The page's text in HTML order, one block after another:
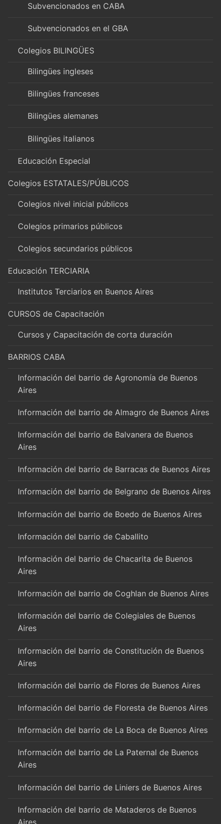
Subvencionados en CABA
Subvencionados en el GBA
Colegios BILINGÜES
Bilingües ingleses
Bilingües franceses
Bilingües alemanes
Bilingües italianos
Educación Especial
Colegios ESTATALES/PÚBLICOS
Colegios nivel inicial públicos
Colegios primarios públicos
Colegios secundarios públicos
Educación TERCIARIA
Institutos Terciarios en Buenos Aires
CURSOS de Capacitación
Cursos y Capacitación de corta duración
BARRIOS CABA
Información del barrio de Agronomía de Buenos
Aires
Información del barrio de Almagro de Buenos Aires
Información del barrio de Balvanera de Buenos
Aires
Información del barrio de Barracas de Buenos Aires
Información del barrio de Belgrano de Buenos Aires
Información del barrio de Boedo de Buenos Aires
Información del barrio de Caballito
Información del barrio de Chacarita de Buenos
Aires
Información del barrio de Coghlan de Buenos Aires
Información del barrio de Colegiales de Buenos
Aires
Información del barrio de Constitución de Buenos
Aires
Información del barrio de Flores de Buenos Aires
Información del barrio de Floresta de Buenos Aires
Información del barrio de La Boca de Buenos Aires
Información del barrio de La Paternal de Buenos
Aires
Información del barrio de Liniers de Buenos Aires
Información del barrio de Mataderos de Buenos
Aires